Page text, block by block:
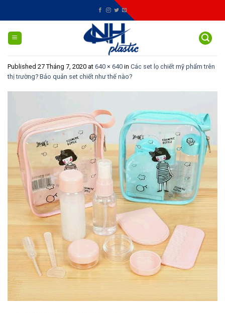
Published 27 Tháng 7, 2020 at 640 × 640 in Các set lọ chiết mỹ phẩm trên
thị trường? Bảo quản set chiết như thế nào?